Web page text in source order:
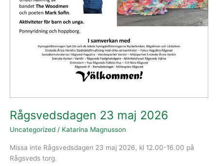
Rågsvedsdagen 23 maj 2026
Uncategorized / Katarina Magnusson
Missa inte Rågsvedsdagen 23 maj 2026, kl 12.00-16.00 på
Rågsveds torg.